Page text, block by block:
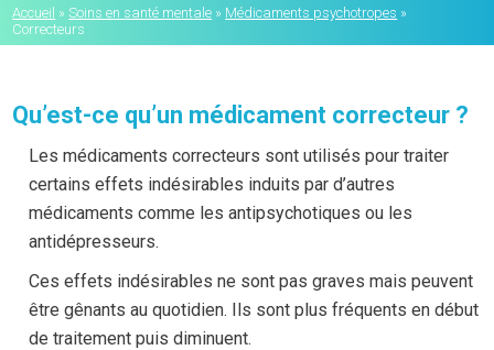
Fil
d'Ariane
Accueil Soins en santé mentale
Médicaments psychotropes
Correcteurs
Qu’est-ce qu’un médicament correcteur ?
Les médicaments correcteurs sont utilisés pour traiter
certains effets indésirables induits par d’autres
médicaments comme les antipsychotiques ou les
antidépresseurs.
Ces effets indésirables ne sont pas graves mais peuvent
être gênants au quotidien. Ils sont plus fréquents en début
de traitement puis diminuent.